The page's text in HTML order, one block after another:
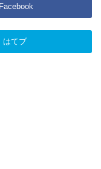
Facebook
はてブ